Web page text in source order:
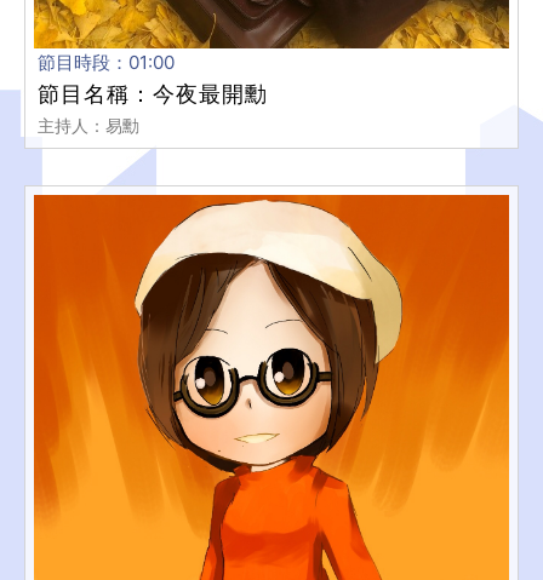
節目時段：01:00
節目名稱：今夜最開勳
主持人：易勳